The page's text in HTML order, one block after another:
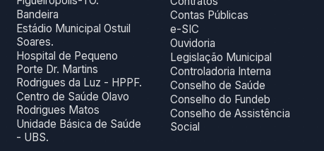
Bandeira
Estádio Municipal Ostuil
Soares.
Hospital de Pequeno
Porte Dr. Martins
Rodrigues da Luz - HPPF.
Centro de Saúde Olavo
Rodrigues Matos
Unidade Básica de Saúde
- UBS.
Contas Públicas
e-SIC
Ouvidoria
Legislação Municipal
Controladoria Interna
Conselho de Saúde
Conselho do Fundeb
Conselho de Assistência
Social